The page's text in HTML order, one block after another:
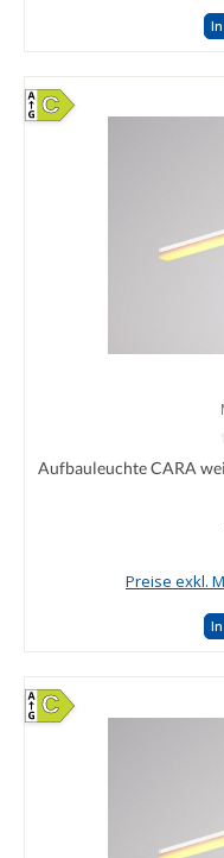
C
Durchschnittliche
Aufbauleuchte CARA
Preise exkl.
C